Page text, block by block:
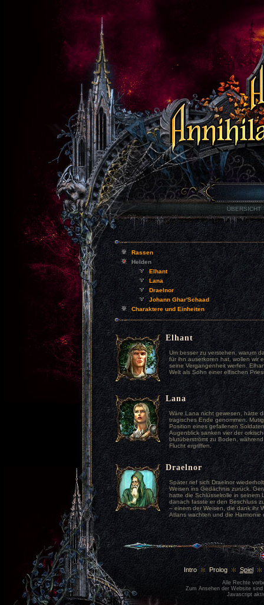
ÜBERSICHT
Rassen
Helden
Elhant
Lana
Draelnor
Johann Ghar'Schaad
Charaktere und Einheiten
Elhant
Um besser zu verstehen, warum
für ihn auserkoren hat, wollen wir
seine Vergangenheit werfen.
Welt als Sohn einer elfischen
Lana
Wäre Lana nicht gewesen, hätte
tragisches Ende genommen.
Position eines gefallenen
Augenblick sanken vier der
blutüberströmt zu Boden,
Flucht ergriffen.
Draelnor
Später rief sich Draelnor
Weisen ins Gedächnis zurück.
hatte die Schlüsselrolle in seinem
danach fasste er den Beschluss
– einem der Weisen, die dank ihr
Atlans wachten und die Harmonie
Intro Prolog Spiel
Alle Rechte
Zum Ansehen der Website sind
Javascript